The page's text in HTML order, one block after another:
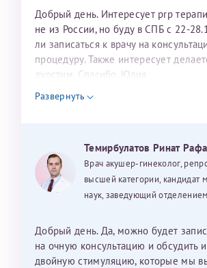
Добрый день. Интересует prp
не из России, но буду в СПБ с 22-
ли записаться к врачу на
процедуру. Также интересует
дуостим. Спасибо. Юлия
Развернуть
Темирбулатов Ринат
Врач акушер-гинеколог,
высшей категории, кандидат
наук, заведующий
Добрый день. Да, можно будет
на очную консультацию и обсудить и
двойную стимуляцию, которые мы